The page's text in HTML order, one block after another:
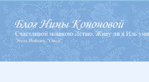
П
е
р
е
й